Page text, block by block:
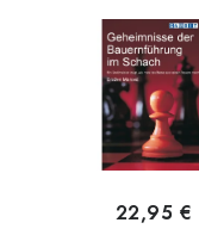
22,95 €